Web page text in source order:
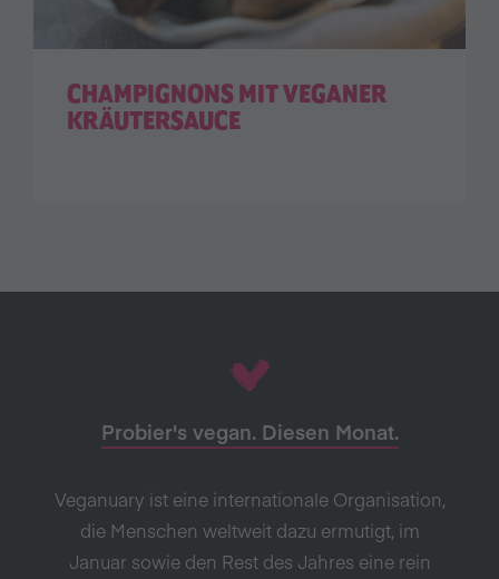
CHAMPIGNONS MIT VEGANER
KRÄUTERSAUCE
Probier's vegan. Diesen Monat.
Veganuary ist eine internationale Organisation,
die Menschen weltweit dazu ermutigt, im
Januar sowie den Rest des Jahres eine rein